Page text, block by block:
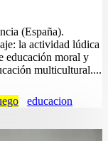
(España).
la actividad lúdica
educación moral y
multicultural....
educacion